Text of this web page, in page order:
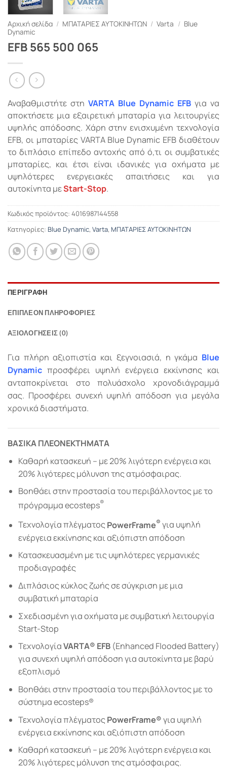
Αρχική σελίδα / ΜΠΑΤΑΡΙΕΣ ΑΥΤΟΚΙΝΗΤΩΝ / Varta / Blue
Dynamic
EFB 565 500 065
Αναβαθμιστήτε στη VARTA Blue Dynamic EFB για να
αποκτήσετε μια εξαιρετική μπαταρία για λειτουργίες
υψηλής απόδοσης. Χάρη στην ενισχυμένη τεχνολογία
EFB, οι μπαταρίες VARTA Blue Dynamic EFB διαθέτουν
το διπλάσιο επίπεδο αντοχής από ό,τι οι συμβατικές
μπαταρίες, και έτσι είναι ιδανικές για οχήματα με
υψηλότερες ενεργειακές απαιτήσεις και για
αυτοκίνητα μεStart-Stop.
Κωδικός προϊόντος: 4016987144558
Κατηγορίες: Blue Dynamic, Varta, ΜΠΑΤΑΡΙΕΣ ΑΥΤΟΚΙΝΗΤΩΝ
ΠΕΡΙΓΡΑΦΉ
ΕΠΙΠΛΈΟΝ ΠΛΗΡΟΦΟΡΊΕΣ
ΑΞΙΟΛΟΓΉΣΕΙΣ (0)
Για πλήρη αξιοπιστία και ξεγνοιασιά, η γκάμα Blue
Dynamic προσφέρει υψηλή ενέργεια εκκίνησης και
ανταποκρίνεται στο πολυάσχολο χρονοδιάγραμμά
σας. Προσφέρει συνεχή υψηλή απόδοση για μεγάλα
χρονικά διαστήματα.
ΒΑΣΙΚΑ ΠΛΕΟΝΕΚΤΗΜΑΤΑ
Καθαρή κατασκευή – µε 20% λιγότερη ενέργεια και
20% λιγότερες μόλυνση της ατμόσφαιρας.
Βοηθάει στην προστασία του περιβάλλοντος με το
πρόγραμμα ecosteps®
Τεχνολογία πλέγµατοςPowerFrame® για υψηλή
ενέργεια εκκίνησης και αξιόπιστη απόδοση
Κατασκευασμένη με τις υψηλότερες γερμανικές
προδιαγραφές
Διπλάσιος κύκλος ζωής σε σύγκριση με μια
συμβατική μπαταρία
Σχεδιασμένη για οχήματα με συμβατική λειτουργία
Start-Stop
ΤεχνολογίαVARTA® EFB (Enhanced Flooded Battery)
για συνεχή υψηλή απόδοση για αυτοκίνητα με βαρύ
εξοπλισμό
Βοηθάει στην προστασία του περιβάλλοντος με το
σύστημα ecosteps®
Τεχνολογία πλέγµατοςPowerFrame®για υψηλή
ενέργεια εκκίνησης και αξιόπιστη απόδοση
Καθαρή κατασκευή – µε 20% λιγότερη ενέργεια και
20% λιγότερες μόλυνση της ατμόσφαιρας.